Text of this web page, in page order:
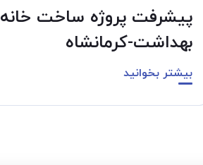
پیشرفت پروژه ساخت خانه
بهداشت-کرمانشاه
بیشتر بخوانید